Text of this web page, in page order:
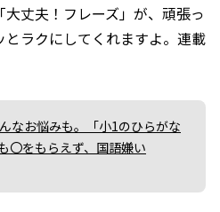
丈夫！フレーズ」が、頑張っ
ラクにしてくれますよ。連載
なお悩みも。「小1のひらがな
〇をもらえず、国語嫌い